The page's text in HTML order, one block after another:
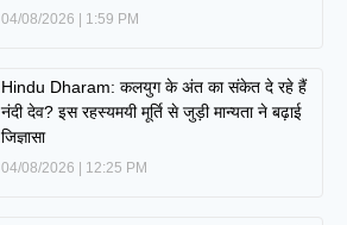
04/08/2026 1:59 PM
Hindu Dharam: कलयुग के अंत का संकेत दे रहे हैं
नंदी देव? इस रहस्यमयी मूर्ति से जुड़ी मान्यता ने बढ़ाई
जिज्ञासा
04/08/2026 12:25 PM